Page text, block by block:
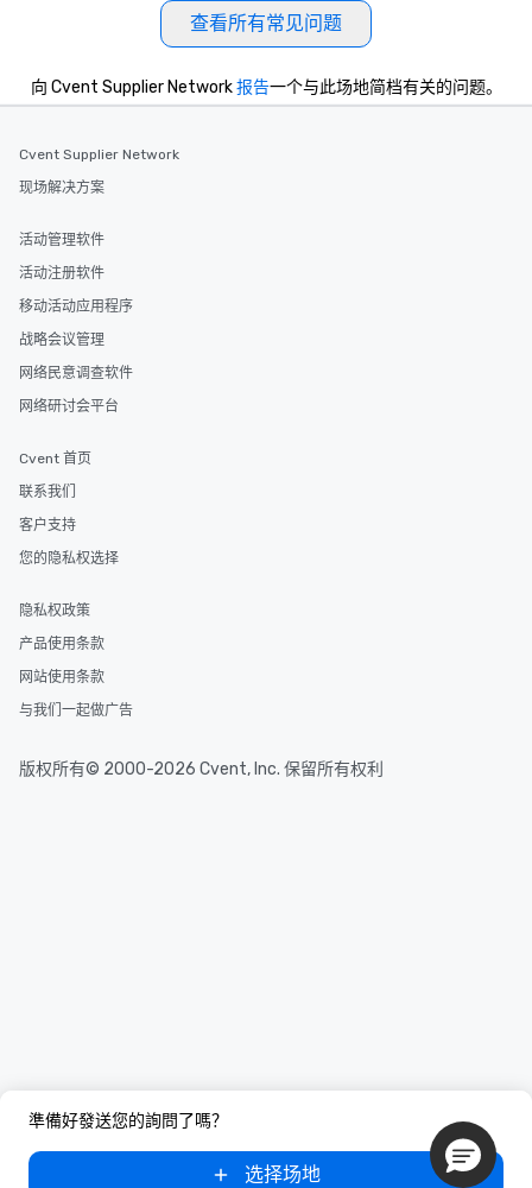
查看所有常见问题
準備好發送您的詢問了嗎？
选择场地
向 Cvent Supplier Network报告一个与此场地简档有关的问题。
Cvent Supplier Network
现场解决方案
活动管理软件
活动注册软件
移动活动应用程序
战略会议管理
网络民意调查软件
网络研讨会平台
Cvent 首页
联系我们
客户支持
您的隐私权选择
隐私权政策
产品使用条款
网站使用条款
与我们一起做广告
版权所有© 2000-2026 Cvent, Inc. 保留所有权利